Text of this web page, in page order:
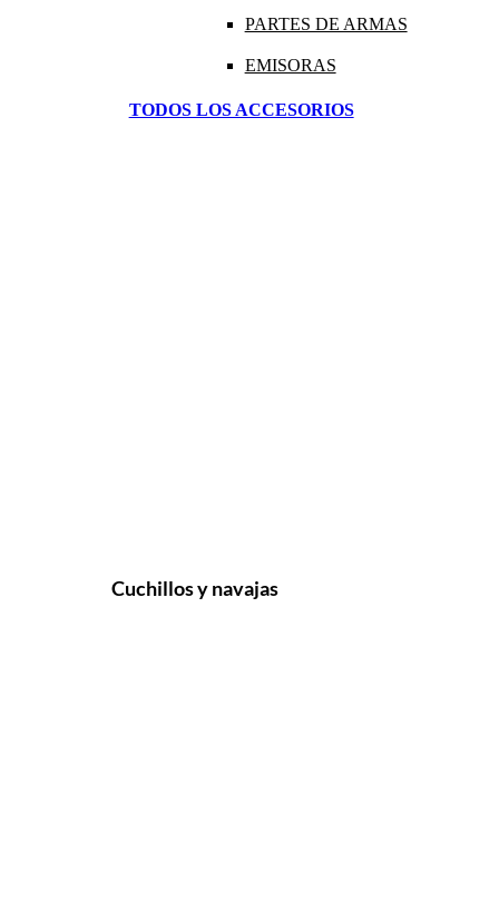
PARTES DE ARMAS
EMISORAS
TODOS LOS ACCESORIOS
Cuchillos y navajas